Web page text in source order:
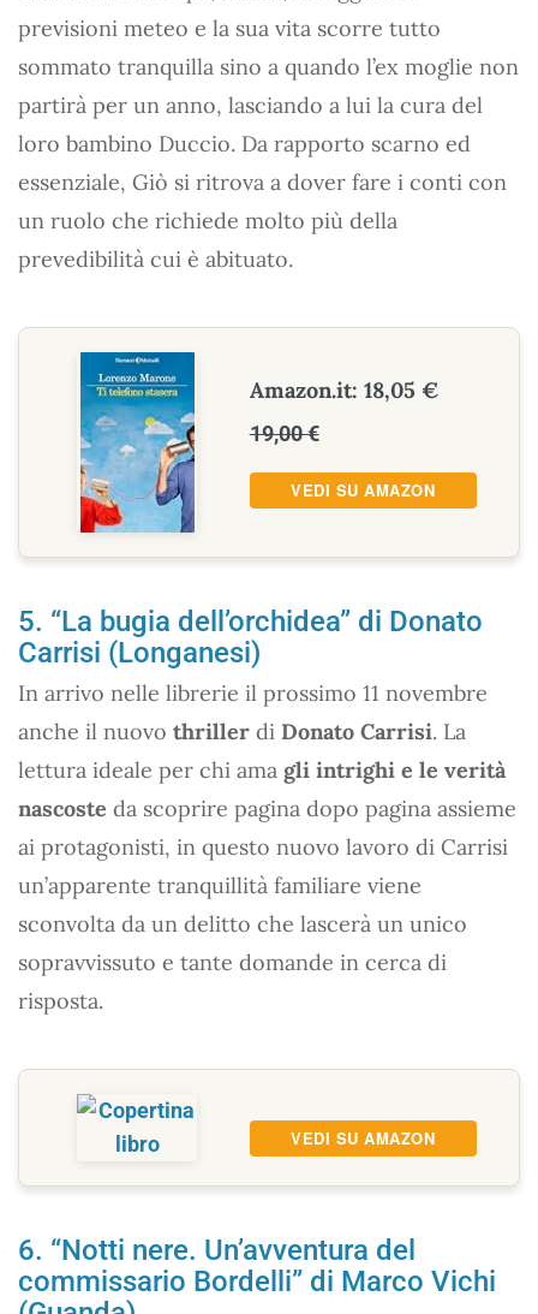
previsioni meteo e la sua vita scorre tutto
sommato tranquilla sino a quando l’ex moglie non
partirà per un anno, lasciando a lui la cura del
loro bambino Duccio. Da rapporto scarno ed
essenziale, Giò si ritrova a dover fare i conti con
un ruolo che richiede molto più della
prevedibilità cui è abituato.
Amazon.it: 18,05 €
19,00 €
VEDI SU AMAZON
5. “La bugia dell’orchidea” di Donato
Carrisi (Longanesi)
In arrivo nelle librerie il prossimo 11 novembre
anche il nuovo thriller di Donato Carrisi. La
lettura ideale per chi ama gli intrighi e le verità
nascoste da scoprire pagina dopo pagina assieme
ai protagonisti, in questo nuovo lavoro di Carrisi
un’apparente tranquillità familiare viene
sconvolta da un delitto che lascerà un unico
sopravvissuto e tante domande in cerca di
risposta.
VEDI SU AMAZON
6. “Notti nere. Un’avventura del
commissario Bordelli” di Marco Vichi